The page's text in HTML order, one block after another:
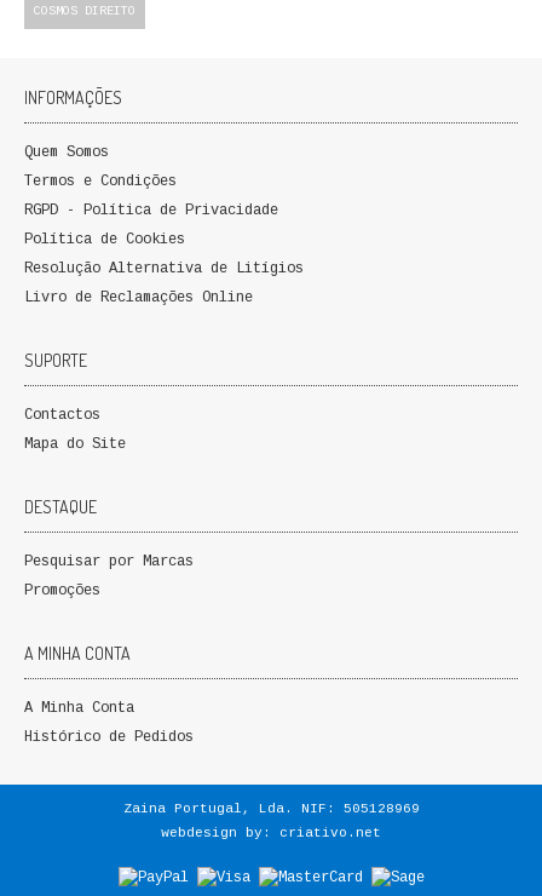
COSMOS DIREITO
INFORMAÇÕES
Quem Somos
Termos e Condições
RGPD - Política de Privacidade
Política de Cookies
Resolução Alternativa de Litígios
Livro de Reclamações Online
SUPORTE
Contactos
Mapa do Site
DESTAQUE
Pesquisar por Marcas
Promoções
A MINHA CONTA
A Minha Conta
Histórico de Pedidos
Zaina Portugal, Lda. NIF: 505128969
webdesign by: criativo.net